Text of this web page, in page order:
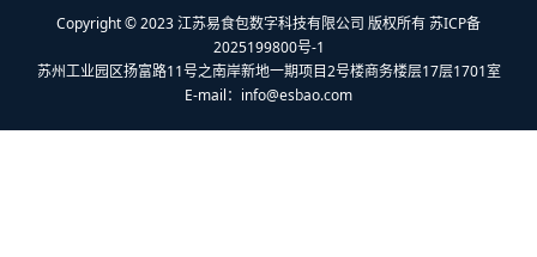
Copyright © 2023 江苏易食包数字科技有限公司 版权所有 苏ICP备
2025199800号-1
苏州工业园区扬富路11号之南岸新地一期项目2号楼商务楼层17层1701室
E-mail： info@esbao.com